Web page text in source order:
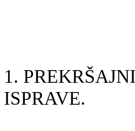
1.
ISPRAVE.